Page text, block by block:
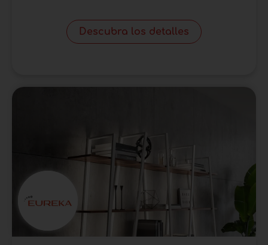
Descubra los detalles